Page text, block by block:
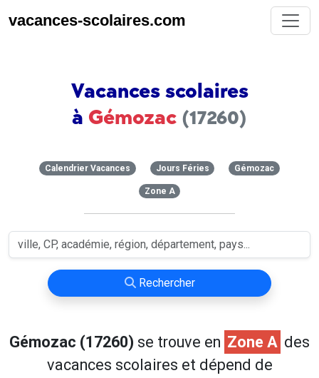
vacances-scolaires.com
Vacances scolaires
à Gémozac (17260)
Calendrier Vacances Jours Féries Gémozac
Zone A
Rechercher
Gémozac (17260) se trouve en Zone A des
vacances scolaires et dépend de